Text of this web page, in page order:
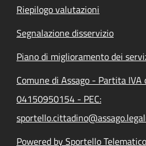
Riepilogo valutazioni
Segnalazione disservizio
Piano di miglioramento dei
Comune di Assago - Partita
04150950154 - PEC:
Powered by Sportello